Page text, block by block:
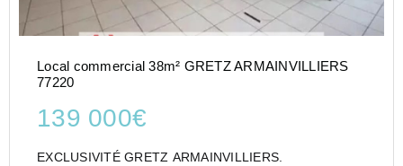
Local commercial 38m² GRETZ ARMAINVILLIERS
77220
139 000€
EXCLUSIVITÉ GRETZ ARMAINVILLIERS.